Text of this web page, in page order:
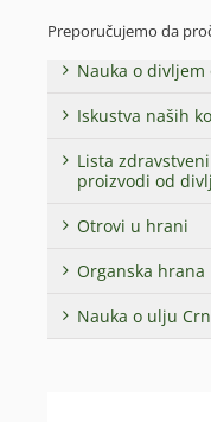
Preporučujemo da
Nauka o divljem
Iskustva naših
Lista
proizvodi od
Otrovi u hrani
Organska hrana
Nauka o ulju